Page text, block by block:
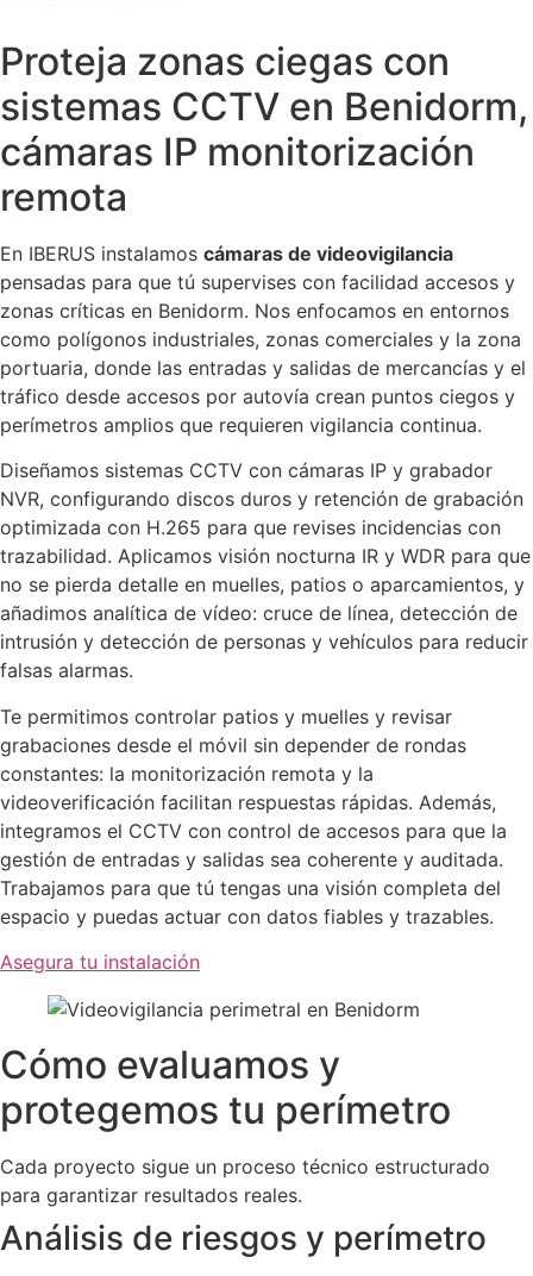
Proteja zonas ciegas con
sistemas CCTV en Benidorm,
cámaras IP monitorización
remota
En IBERUS instalamos cámaras de videovigilancia
pensadas para que tú supervises con facilidad accesos y
zonas críticas en Benidorm. Nos enfocamos en entornos
como polígonos industriales, zonas comerciales y la zona
portuaria, donde las entradas y salidas de mercancías y el
tráfico desde accesos por autovía crean puntos ciegos y
perímetros amplios que requieren vigilancia continua.
Diseñamos sistemas CCTV con cámaras IP y grabador
NVR, configurando discos duros y retención de grabación
optimizada con H.265 para que revises incidencias con
trazabilidad. Aplicamos visión nocturna IR y WDR para que
no se pierda detalle en muelles, patios o aparcamientos, y
añadimos analítica de vídeo: cruce de línea, detección de
intrusión y detección de personas y vehículos para reducir
falsas alarmas.
Te permitimos controlar patios y muelles y revisar
grabaciones desde el móvil sin depender de rondas
constantes: la monitorización remota y la
videoverificación facilitan respuestas rápidas. Además,
integramos el CCTV con control de accesos para que la
gestión de entradas y salidas sea coherente y auditada.
Trabajamos para que tú tengas una visión completa del
espacio y puedas actuar con datos fiables y trazables.
Asegura tu instalación
Cómo evaluamos y
protegemos tu perímetro
Cada proyecto sigue un proceso técnico estructurado
para garantizar resultados reales.
Análisis de riesgos y perímetro